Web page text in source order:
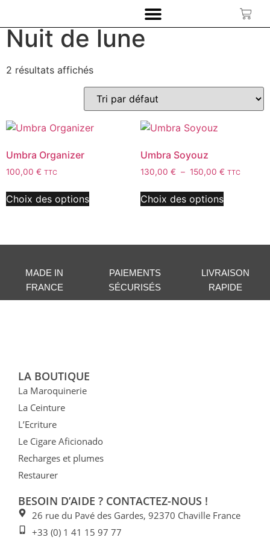
/ Produit Couleurs / Nuit de lune
Nuit de lune
2 résultats affichés
Umbra Organizer
100,00 € TTC
Choix des options
Umbra Soyouz
130,00 € – 150,00 € TTC
Choix des options
MADE IN
FRANCE
PAIEMENTS
SÉCURISÉS
LIVRAISON
RAPIDE
LA BOUTIQUE
La Maroquinerie
La Ceinture
L’Ecriture
Le Cigare Aficionado
Recharges et plumes
Restaurer
BESOIN D’AIDE ? CONTACTEZ-NOUS !
26 rue du Pavé des Gardes, 92370 Chaville France
+33 (0) 1 41 15 97 77